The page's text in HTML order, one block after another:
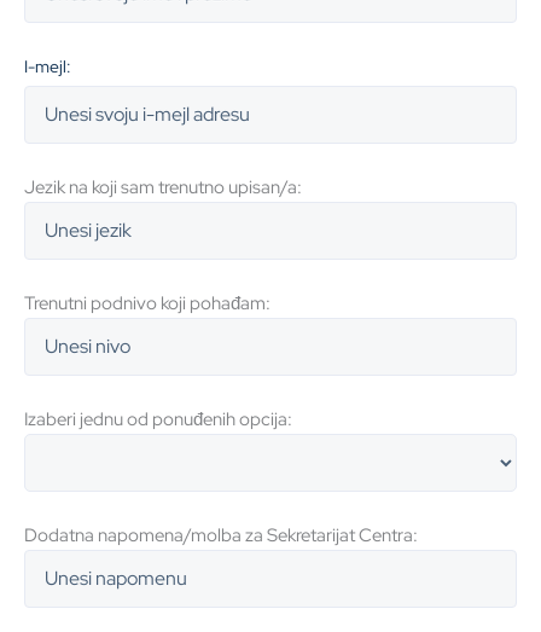
I-mejl:
Jezik na koji sam trenutno upisan/a:
Trenutni podnivo koji pohađam:
Izaberi jednu od ponuđenih opcija:
Dodatna napomena/molba za Sekretarijat Centra: